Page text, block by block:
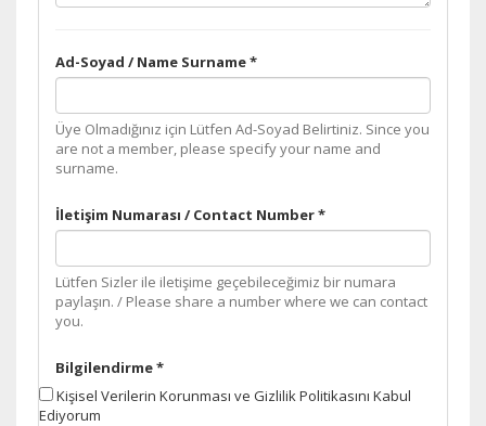
Ad-Soyad / Name Surname *
Üye Olmadığınız için Lütfen Ad-Soyad Belirtiniz. Since you
are not a member, please specify your name and
surname.
İletişim Numarası / Contact Number *
Lütfen Sizler ile iletişime geçebileceğimiz bir numara
paylaşın. / Please share a number where we can contact
you.
Bilgilendirme *
Kişisel Verilerin Korunması ve Gizlilik Politikasını Kabul
Ediyorum